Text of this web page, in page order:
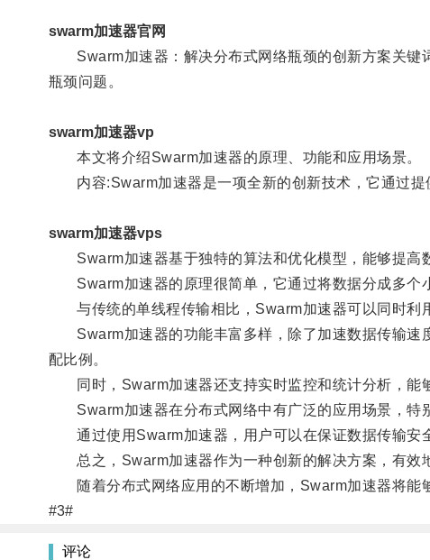
swarm加速器官网
Swarm加速器：解决分布式网络瓶颈的创新方案关键
瓶颈问题。
swarm加速器vp
本文将介绍Swarm加速器的原理、功能和应用场景。
内容:Swarm加速器是一项全新的创新技术，它通过提
swarm加速器vps
Swarm加速器基于独特的算法和优化模型，能够提高
Swarm加速器的原理很简单，它通过将数据分成多个
与传统的单线程传输相比，Swarm加速器可以同时利
Swarm加速器的功能丰富多样，除了加速数据传输速
配比例。
同时，Swarm加速器还支持实时监控和统计分析，能
Swarm加速器在分布式网络中有广泛的应用场景，特
通过使用Swarm加速器，用户可以在保证数据传输安
总之，Swarm加速器作为一种创新的解决方案，有效
随着分布式网络应用的不断增加，Swarm加速器将能
#3#
评论